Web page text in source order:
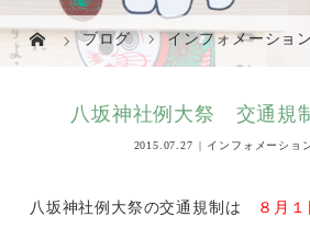
ブログ インフォメーション
八坂神社例大祭 交通規
2015.07.27 インフォメーショ
八坂神社例大祭の交通規制は ８月１